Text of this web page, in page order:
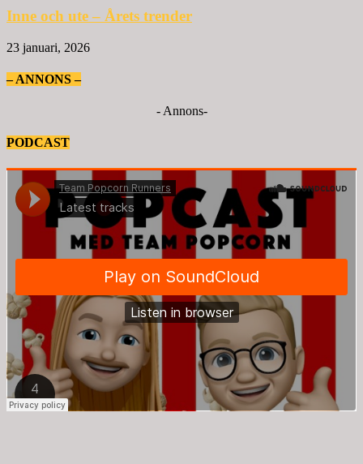
Inne och ute – Årets trender
23 januari, 2026
– ANNONS –
- Annons-
PODCAST